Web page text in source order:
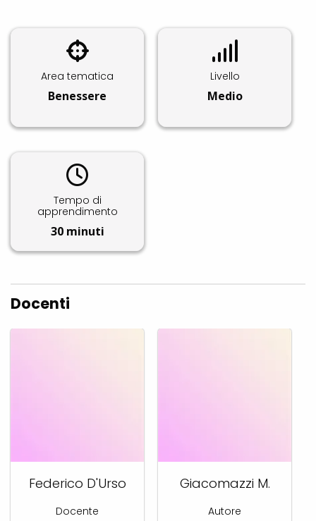
Area tematica
Benessere
Livello
Medio
Tempo di
apprendimento
30 minuti
Docenti
Federico D'Urso
Docente
Giacomazzi M.
Autore